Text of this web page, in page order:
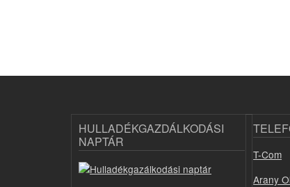
HULLADÉKGAZDÁLKODÁSI
NAPTÁR
T-Com
Arany